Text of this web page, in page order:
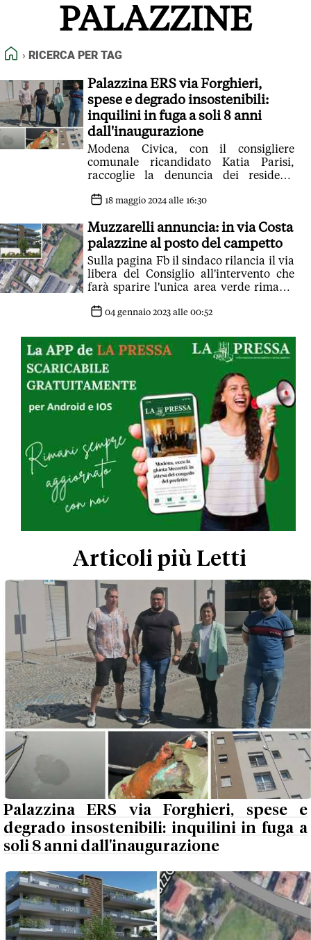
FEED RSS
NORMATIVE DEONTOLOGICHE
TERMINI e CONDIZIONI
PALAZZINE
HOME
RICERCA PER TAG
Palazzina ERS via Forghieri,
spese e degrado insostenibili:
inquilini in fuga a soli 8 anni
dall'inaugurazione
Modena Civica, con il consigliere
comunale ricandidato Katia Parisi,
raccoglie la denuncia dei residenti
residenziali sociale realizzati dal
problemi agli impianti e strutturali
hanno portato case green a
trasformarsi nel loro contrario. Il
Consigliere: 'Vicini ai residenti.
Affronteremo per risolvere il problema'
18 maggio 2024 alle 16:30
Muzzarelli annuncia: in via Costa
palazzine al posto del campetto
Sulla pagina Fb il sindaco rilancia il via
libera del Consiglio all'intervento che
farà sparire l'unica area verde rimasta
industriale che da anni attende una
04 gennaio 2023 alle 00:52
Articoli più Letti
Palazzina ERS via Forghieri, spese e
degrado insostenibili: inquilini in fuga a
soli 8 anni dall'inaugurazione